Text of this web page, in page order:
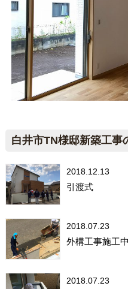
白井市TN様邸新築工事
2018.12.13
引渡式
2018.07.23
外構工事施工中
2018.07.23